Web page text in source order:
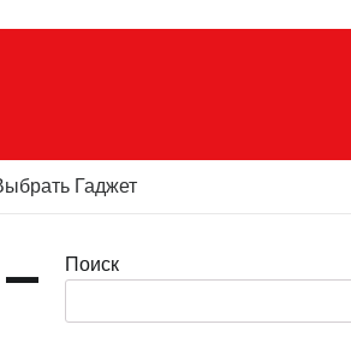
Гаджет
—
Поиск